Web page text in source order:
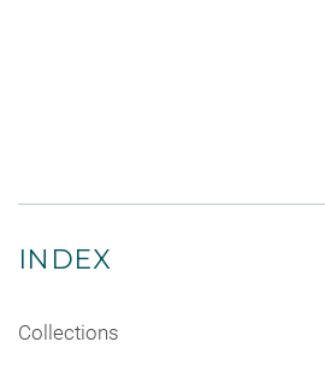
INDEX
Collections